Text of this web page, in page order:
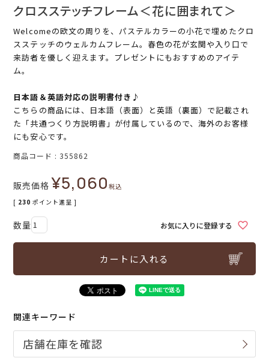
クロスステッチフレーム＜花に囲まれて＞
Welcomeの欧文の周りを、パステルカラーの小花で埋めたクロ
スステッチのウェルカムフレーム。春色の花が玄関や入り口で
来訪者を優しく迎えます。プレゼントにもおすすめのアイテ
ム。
日本語＆英語対応の説明書付き♪
こちらの商品には、日本語（表面）と英語（裏面）で記載され
た「共通つくり方説明書」が付属しているので、海外のお客様
にも安心です。
商品コード 355862
販売価格 ¥5,060税込
[ 230 ポイント進呈 ]
お気に入りに登録する
カートに入れる
関連キーワード